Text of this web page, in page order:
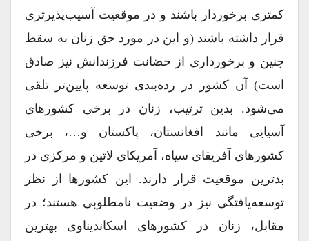
کمتری برخوردار باشند و در موقعیت آسیب‌پذیرتری
قرار داشته باشند (و این در مورد حق زنان به سقط
جنین و برخورداری از حضانت فرزندانش نیز صادق
است) آن کشور در رده‌بندی توسعه پایین‌تر تلقی
می‌شود. بدین ترتیب، زنان در برخی کشورهای
آسیایی مانند افغانستان، پاکستان و…، برخی
کشورهای آفریقای سیاه، آمریکای لاتین و مرکزی در
بدترین موقعیت قرار دارند. این کشورها از نظر
توسعه‌یافتگی نیز در وضعیت نامطلوبی هستند؛ در
مقابل، زنان در کشورهای اسکاندیناوی بهترین